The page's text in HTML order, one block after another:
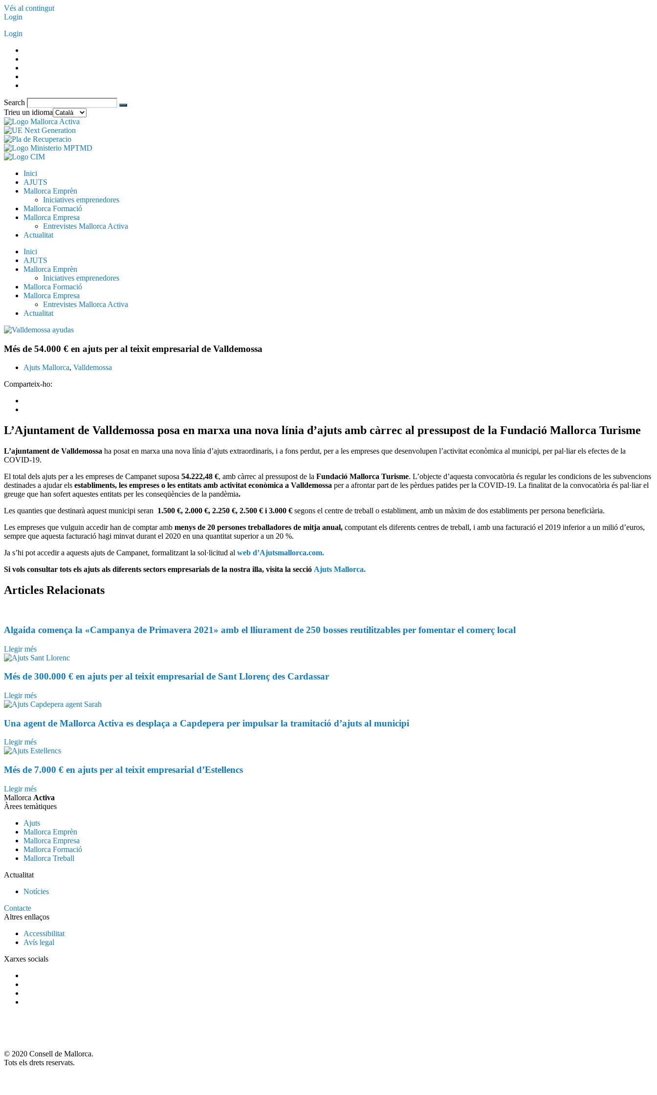
Vés al contingut
Login
Login
Search
Trieu un idioma
Inici
AJUTS
Mallorca Emprèn
Iniciatives emprenedores
Mallorca Formació
Mallorca Empresa
Entrevistes Mallorca Activa
Actualitat
Inici
AJUTS
Mallorca Emprèn
Iniciatives emprenedores
Mallorca Formació
Mallorca Empresa
Entrevistes Mallorca Activa
Actualitat
Més de 54.000 € en ajuts per al teixit empresarial de Valldemossa
Ajuts Mallorca, Valldemossa
Comparteix-ho:
L’Ajuntament de Valldemossa posa en marxa una nova línia d’ajuts amb càrrec al pressupost de la Fundació Mallorca Turisme
L’ajuntament de Valldemossa ha posat en marxa una nova línia d’ajuts extraordinaris, i a fons perdut, per a les empreses que desenvolupen l’activitat econòmica al municipi, per pal·liar els efectes de la
COVID-19.
El total dels ajuts per a les empreses de Campanet suposa 54.222,48 €, amb càrrec al pressupost de la Fundació Mallorca Turisme. L’objecte d’aquesta convocatòria és regular les condicions de les subvencions
destinades a ajudar els establiments, les empreses o les entitats amb activitat econòmica a Valldemossa per a afrontar part de les pèrdues patides per la COVID-19. La finalitat de la convocatòria és pal·liar el
greuge que han sofert aquestes entitats per les conseqüències de la pandèmia.
Les quanties que destinarà aquest municipi seran 1.500 €, 2.000 €, 2.250 €, 2.500 € i 3.000 € segons el centre de treball o establiment, amb un màxim de dos establiments per persona beneficiària.
Les empreses que vulguin accedir han de comptar amb menys de 20 persones treballadores de mitja anual, computant els diferents centres de treball, i amb una facturació el 2019 inferior a un milió d’euros,
sempre que aquesta facturació hagi minvat durant el 2020 en una quantitat superior a un 20 %.
Ja s’hi pot accedir a aquests ajuts de Campanet, formalitzant la sol·licitud al web d’Ajutsmallorca.com.
Si vols consultar tots els ajuts als diferents sectors empresarials de la nostra illa, visita la secció Ajuts Mallorca.
Articles Relacionats
Algaida comença la «Campanya de Primavera 2021» amb el lliurament de 250 bosses reutilitzables per fomentar el comerç local
Llegir més
Més de 300.000 € en ajuts per al teixit empresarial de Sant Llorenç des Cardassar
Llegir més
Una agent de Mallorca Activa es desplaça a Capdepera per impulsar la tramitació d’ajuts al municipi
Llegir més
Més de 7.000 € en ajuts per al teixit empresarial d’Estellencs
Llegir més
Mallorca Activa
Àrees temàtiques
Ajuts
Mallorca Emprèn
Mallorca Empresa
Mallorca Formació
Mallorca Treball
Actualitat
Notícies
Contacte
Altres enllaços
Accessibilitat
Avís legal
Xarxes socials
© 2020 Consell de Mallorca.
Tots els drets reservats.